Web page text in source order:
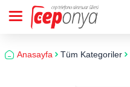
Anasayfa Tüm Kategoriler